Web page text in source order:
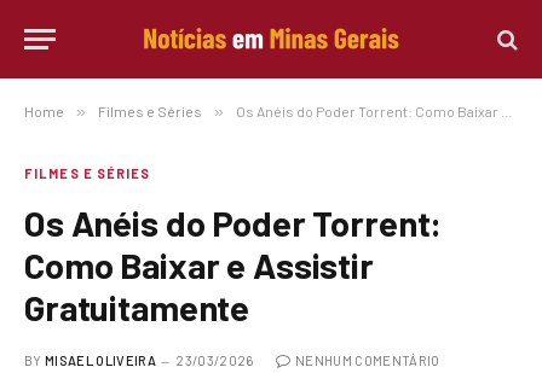
Home » Filmes e Séries » Os Anéis do Poder Torrent: Como Baixar e Assistir Gratuitamente
FILMES E SÉRIES
Os Anéis do Poder Torrent:
Como Baixar e Assistir
Gratuitamente
BY MISAEL OLIVEIRA 23/03/2026
NENHUM COMENTÁRIO